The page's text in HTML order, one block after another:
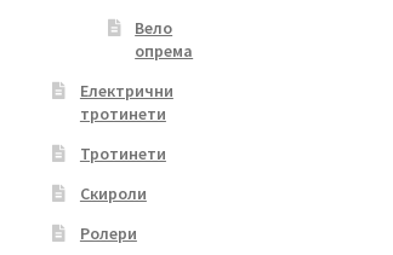
Вело
опрема
Електрични
тротинети
Тротинети
Скироли
Ролери